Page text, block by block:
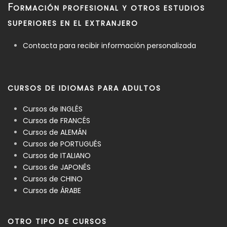
FORMACIÓN PROFESIONAL Y OTROS ESTUDIOS
SUPERIORES EN EL EXTRANJERO
Contacta para recibir información personalizada
CURSOS DE IDIOMAS PARA ADULTOS
Cursos de INGLÉS
Cursos de FRANCÉS
Cursos de ALEMÁN
Cursos de PORTUGUÉS
Cursos de ITALIANO
Cursos de JAPONÉS
Cursos de CHINO
Cursos de ÁRABE
OTRO TIPO DE CURSOS